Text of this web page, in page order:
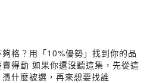
格？用「10%優勢」找到你的品
得動 如果你還沒聽這集，先從這
什麼被選，再來想要找誰